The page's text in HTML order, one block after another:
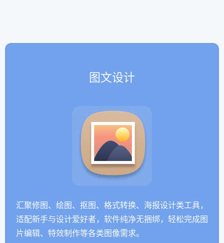
图文设计
汇聚修图、绘图、抠图、格式转换、海报设计类工具，
适配新手与设计爱好者，软件纯净无捆绑，轻松完成图
片编辑、特效制作等各类图像需求。